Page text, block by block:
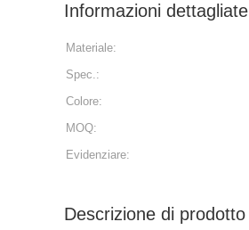
Informazioni dettagliate
Materiale:
Spec.:
Colore:
MOQ:
Evidenziare:
Descrizione di prodotto